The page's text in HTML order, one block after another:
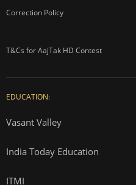
Correction Policy
T&Cs for AajTak HD Contest
EDUCATION:
Vasant Valley
India Today Education
ITMI